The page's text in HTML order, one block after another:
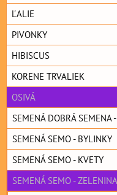
ĽALIE
PIVONKY
HIBISCUS
KORENE TRVALIEK
OSIVÁ
SEMENÁ DOBRÁ SEMENA
SEMENÁ SEMO - BYLINKY
SEMENÁ SEMO - KVETY
SEMENÁ SEMO - ZELENINA